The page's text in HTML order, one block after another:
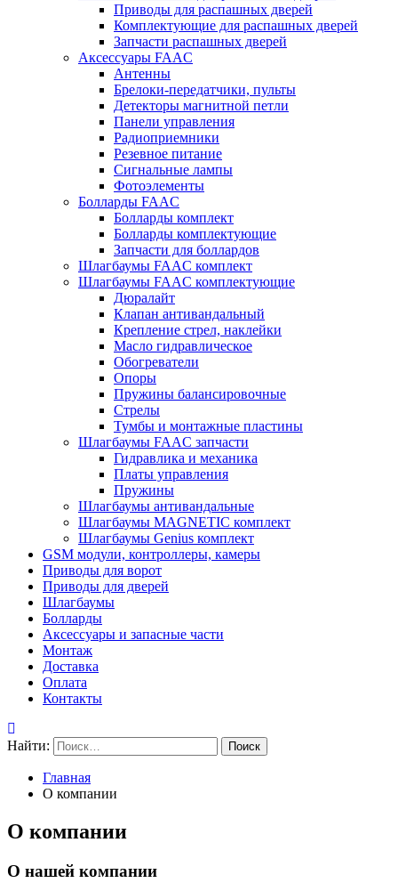
Приводы для распашных дверей
Комплектующие для распашных дверей
Запчасти распашных дверей
Аксессуары FAAC
Антенны
Брелоки-передатчики, пульты
Детекторы магнитной петли
Панели управления
Радиоприемники
Резевное питание
Сигнальные лампы
Фотоэлементы
Болларды FAAC
Болларды комплект
Болларды комплектующие
Запчасти для боллардов
Шлагбаумы FAAC комплект
Шлагбаумы FAAC комплектующие
Дюралайт
Клапан антивандальный
Крепление стрел, наклейки
Масло гидравлическое
Обогреватели
Опоры
Пружины балансировочные
Стрелы
Тумбы и монтажные пластины
Шлагбаумы FAAC запчасти
Гидравлика и механика
Платы управления
Пружины
Шлагбаумы антивандальные
Шлагбаумы MAGNETIC комплект
Шлагбаумы Genius комплект
GSM модули, контроллеры, камеры
Приводы для ворот
Приводы для дверей
Шлагбаумы
Болларды
Аксессуары и запасные части
Монтаж
Доставка
Оплата
Контакты
Найти:
Главная
О компании
О компании
О нашей компании